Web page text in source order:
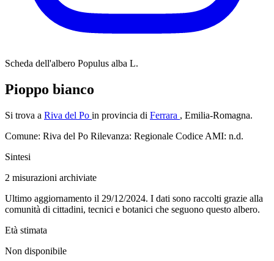
Scheda dell'albero Populus alba L.
Pioppo bianco
Si trova a Riva del Po in provincia di Ferrara , Emilia-Romagna.
Comune: Riva del Po Rilevanza: Regionale Codice AMI: n.d.
Sintesi
2 misurazioni archiviate
Ultimo aggiornamento il 29/12/2024. I dati sono raccolti grazie alla
comunità di cittadini, tecnici e botanici che seguono questo albero.
Età stimata
Non disponibile